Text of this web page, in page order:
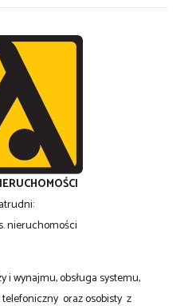
nieruchomości
i wynajmu, obsługa systemu,
oraz osobisty z